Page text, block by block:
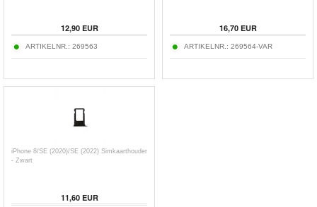
12,90EUR
ARTIKELNR.: 269563
16,70EUR
ARTIKELNR.: 269564-VAR
iPhone 8/SE (2020)/SE (2022) Simkaarthouder
- Zwart
11,60EUR